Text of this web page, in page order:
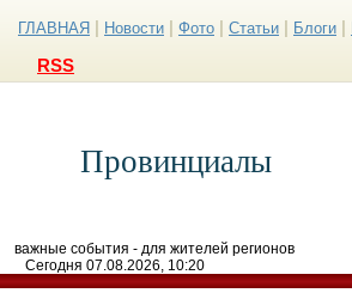
ГЛАВНАЯ Новости Фото Статьи Блоги
RSS
Провинциалы
важные события - для жителей регионов
Сегодня 07.08.2026, 10:20